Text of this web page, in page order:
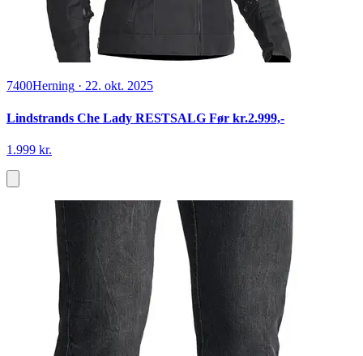
7400Herning · 22. okt. 2025
Lindstrands Che Lady RESTSALG Før kr.2.999,-
1.999 kr.